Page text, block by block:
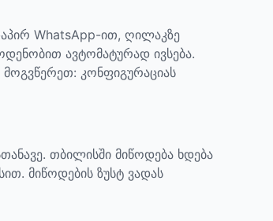
WhatsApp-ით, ღილაკზე
ავტომატურად ივსება.
მოგვწერეთ: კონფიგურაციას
თბილისში მიწოდება ხდება
მიწოდების ზუსტ ვადას